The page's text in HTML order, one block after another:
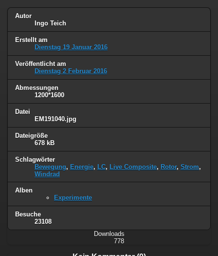
Autor
Ingo Teich
Erstellt am
Dienstag 19 Januar 2016
Veröffentlicht am
Dienstag 2 Februar 2016
Abmessungen
1200*1600
Datei
EM191040.jpg
Dateigröße
678 kB
Schlagwörter
Bewegung, Energie, LC, Live Composite, Rotor, Strom,
Windrad
Alben
Experimente
Besuche
23108
Downloads
778